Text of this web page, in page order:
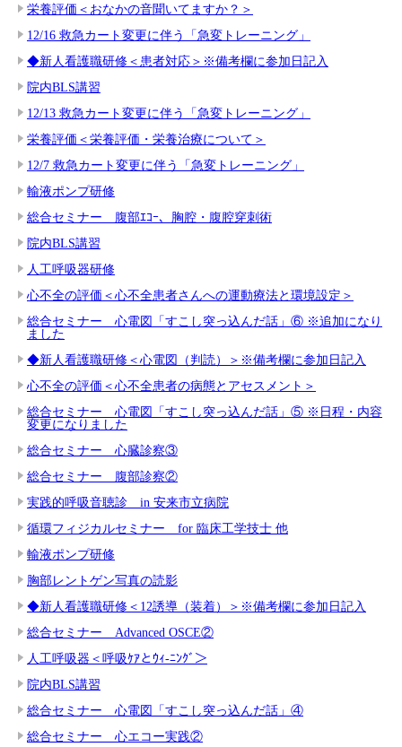
栄養評価＜おなかの音聞いてますか？＞
12/16 救急カート変更に伴う「急変トレーニング」
◆新人看護職研修＜患者対応＞※備考欄に参加日記入
院内BLS講習
12/13 救急カート変更に伴う「急変トレーニング」
栄養評価＜栄養評価・栄養治療について＞
12/7 救急カート変更に伴う「急変トレーニング」
輸液ポンプ研修
総合セミナー 腹部ｴｺｰ、胸腔・腹腔穿刺術
院内BLS講習
人工呼吸器研修
心不全の評価＜心不全患者さんへの運動療法と環境設定＞
総合セミナー 心電図「すこし突っ込んだ話」⑥ ※追加になり
ました
◆新人看護職研修＜心電図（判読）＞※備考欄に参加日記入
心不全の評価＜心不全患者の病態とアセスメント＞
総合セミナー 心電図「すこし突っ込んだ話」⑤ ※日程・内容
変更になりました
総合セミナー 心臓診察③
総合セミナー 腹部診察②
実践的呼吸音聴診 in 安来市立病院
循環フィジカルセミナー for 臨床工学技士 他
輸液ポンプ研修
胸部レントゲン写真の読影
◆新人看護職研修＜12誘導（装着）＞※備考欄に参加日記入
総合セミナー Advanced OSCE②
人工呼吸器＜呼吸ｹｱとｳｨ-ﾆﾝｸﾞ＞
院内BLS講習
総合セミナー 心電図「すこし突っ込んだ話」④
総合セミナー 心エコー実践②